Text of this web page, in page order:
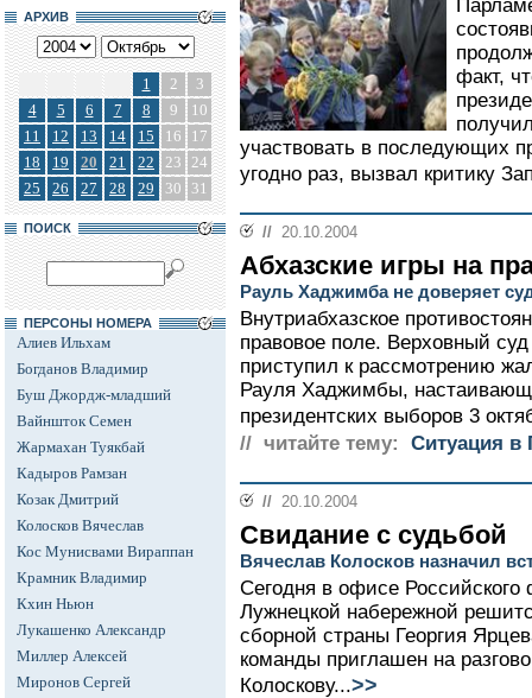
АРХИВ
1 2
3
4
5 6 7 8 9
10
11
12 13 14 15 16
17
18
19 20 21 22 23 24
25
26 27 28 29 30 31
ПОИСК
ПЕРСОНЫ НОМЕРА
Алиев Ильхам
Богданов Владимир
Буш Джордж-младший
Вайншток Семен
Жармахан Туякбай
Кадыров Рамзан
Козак Дмитрий
Колосков Вячеслав
Кос Мунисвами Вираппан
Крамник Владимир
Кхин Ньюн
Лукашенко Александр
Миллер Алексей
Миронов Сергей
факт,
участвовать в последующих
угодно раз, вызвал критику
// 20.10.2004
Абхазские игры на
Рауль Хаджимба не доверяет
Внутриабхазское
правовое поле. Верховный
приступил к рассмотрению
Рауля Хаджимбы,
президентских выборов 3
// читайте тему:
Ситуация в
// 20.10.2004
Свидание с судьбой
Вячеслав Колосков назначил
Сегодня в офисе
Лужнецкой набережной
сборной страны Георгия
команды приглашен на
Колоскову...>>